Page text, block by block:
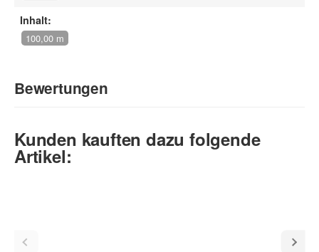
Inhalt:
100,00 m
Bewertungen
Sie Anderen bei der Kaufentscheidung:
Kunden kauften dazu folgende
Artikel: